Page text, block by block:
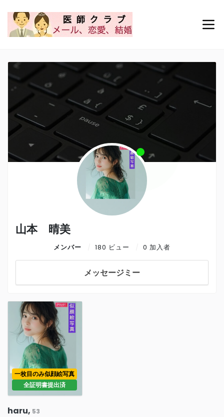
山本 晴美
メンバー 180 ビュー 0 加入者
メッセージミー
一枚目のみ似顔絵写真
全証明書提出済
haru, 53